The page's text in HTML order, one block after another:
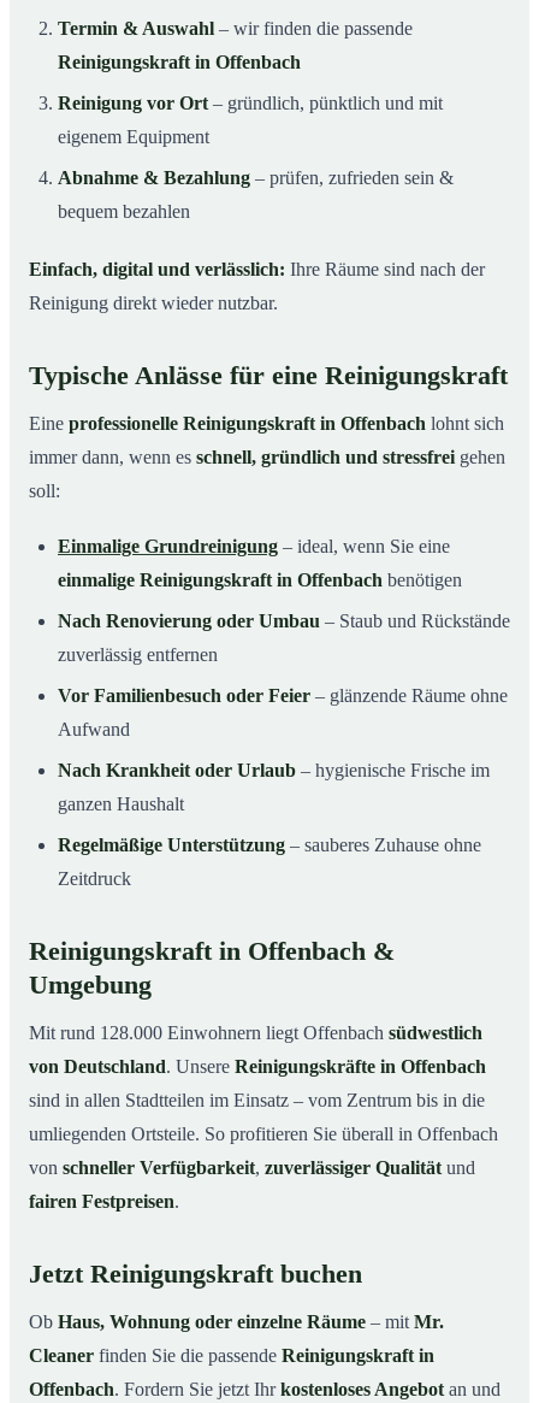
Termin & Auswahl – wir finden die passende
Reinigungskraft in Offenbach
Reinigung vor Ort – gründlich, pünktlich und mit
eigenem Equipment
Abnahme & Bezahlung – prüfen, zufrieden sein &
bequem bezahlen
Einfach, digital und verlässlich: Ihre Räume sind nach der
Reinigung direkt wieder nutzbar.
Typische Anlässe für eine Reinigungskraft
Eine professionelle Reinigungskraft in Offenbach lohnt sich
immer dann, wenn es schnell, gründlich und stressfrei gehen
soll:
Einmalige Grundreinigung – ideal, wenn Sie eine
einmalige Reinigungskraft in Offenbach benötigen
Nach Renovierung oder Umbau – Staub und Rückstände
zuverlässig entfernen
Vor Familienbesuch oder Feier – glänzende Räume ohne
Aufwand
Nach Krankheit oder Urlaub – hygienische Frische im
ganzen Haushalt
Regelmäßige Unterstützung – sauberes Zuhause ohne
Zeitdruck
Reinigungskraft in Offenbach &
Umgebung
Mit rund 128.000 Einwohnern liegt Offenbach südwestlich
von Deutschland. Unsere Reinigungskräfte in Offenbach
sind in allen Stadtteilen im Einsatz – vom Zentrum bis in die
umliegenden Ortsteile. So profitieren Sie überall in Offenbach
von schneller Verfügbarkeit, zuverlässiger Qualität und
fairen Festpreisen.
Jetzt Reinigungskraft buchen
Ob Haus, Wohnung oder einzelne Räume – mit Mr.
Cleaner finden Sie die passende Reinigungskraft in
Offenbach. Fordern Sie jetzt Ihrkostenloses Angebot an und